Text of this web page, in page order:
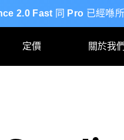
2.0 Fast 同 Pro 已經喺
定價 關於我們